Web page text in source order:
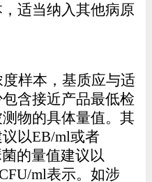
适当纳入其他病原
样本，基质应与适
含接近产品最低检
物的具体量值。其
以EB/ml或者
的量值建议以
ml表示。如涉